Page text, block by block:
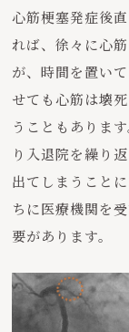
心筋梗塞発症後
れば、徐々に心
が、時間を置い
せても心筋は壊
うこともありま
り入退院を繰り
出てしまうこと
ちに医療機関を
要があります。